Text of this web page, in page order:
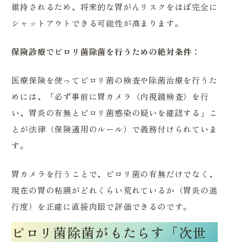
維持されるため、将来的な胃がんリスクをほぼ完全に
シャットアウトできる可能性が高まります。
保険診療でピロリ菌除菌を行うための絶対条件：
医療保険を使ってピロリ菌の検査や除菌治療を行うた
めには、「必ず事前に胃カメラ（内視鏡検査）を行
い、胃炎の有無とピロリ菌感染の疑いを確認する」こ
とが法律（保険適用のルール）で義務付けられていま
す。
胃カメラを行うことで、ピロリ菌の有無だけでなく、
現在の胃の粘膜がどれくらい荒れているか（胃炎の進
行度）を正確に直接肉眼で評価できるのです。
ピロリ菌除菌がもたらす「次世